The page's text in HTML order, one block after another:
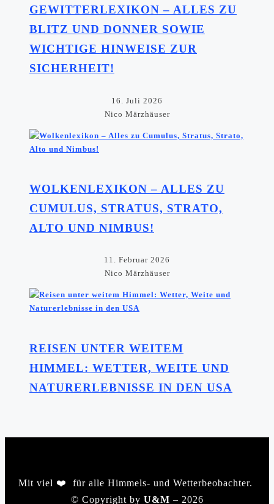
GEWITTERLEXIKON – ALLES ZU
BLITZ UND DONNER SOWIE
WICHTIGE HINWEISE ZUR
SICHERHEIT!
16. Juli 2026
Nico Märzhäuser
WOLKENLEXIKON – ALLES ZU
CUMULUS, STRATUS, STRATO,
ALTO UND NIMBUS!
11. Februar 2026
Nico Märzhäuser
REISEN UNTER WEITEM
HIMMEL: WETTER, WEITE UND
NATURERLEBNISSE IN DEN USA
Mit viel ❤️ für alle Himmels- und Wetterbeobachter.
©️ Copyright by U&M – 2026